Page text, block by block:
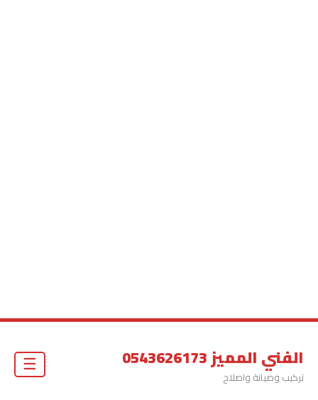
الفني المميز 0543626173
تركيب وصيانة واصلاح